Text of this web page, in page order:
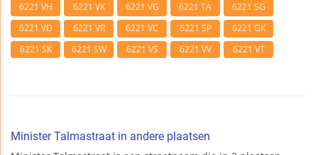
6221 VH
6221 VK 6221 VG 6221 TA
6221 SG
6221 VD
6221 VR 6221 VC 6221 SP
6221 GK
6221 SK
6221 SW 6221 VS 6221 VV 6221 VT
Minister Talmastraat in andere plaatsen